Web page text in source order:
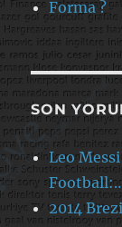
Forma ?
SON
Leo
2014